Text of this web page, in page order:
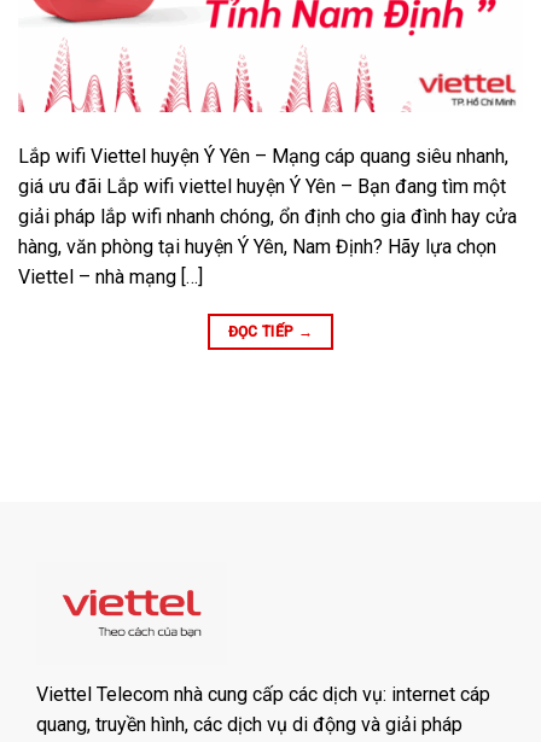
Lắp wifi Viettel huyện Ý Yên – Mạng cáp quang siêu nhanh,
giá ưu đãi Lắp wifi viettel huyện Ý Yên – Bạn đang tìm một
giải pháp lắp wifi nhanh chóng, ổn định cho gia đình hay cửa
hàng, văn phòng tại huyện Ý Yên, Nam Định? Hãy lựa chọn
Viettel – nhà mạng […]
ĐỌC TIẾP →
Viettel Telecom nhà cung cấp các dịch vụ: internet cáp
quang, truyền hình, các dịch vụ di động và giải pháp